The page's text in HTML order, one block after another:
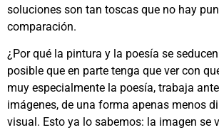
soluciones son tan toscas que no hay
comparación.
¿Por qué la pintura y la poesía se
posible que en parte tenga que ver con
muy especialmente la poesía, trabaja
imágenes, de una forma apenas menos
visual. Esto ya lo sabemos: la imagen se